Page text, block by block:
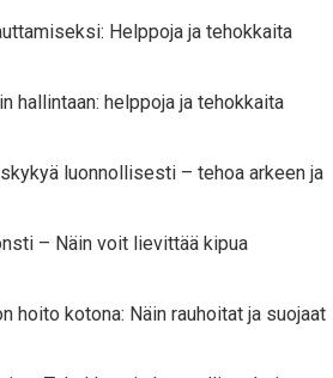
Helppoja ja tehokkaita
hallintaan: helppoja ja tehokkaita
luonnollisesti – tehoa arkeen ja
– Näin voit lievittää kipua
hoito kotona: Näin rauhoitat ja suojaat